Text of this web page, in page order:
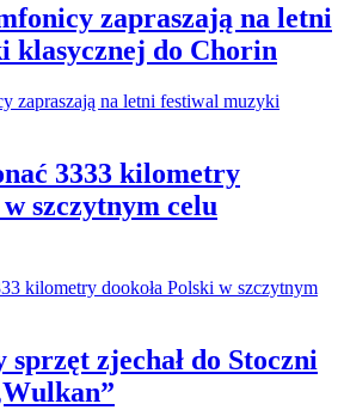
zapraszają na letni
klasycznej do Chorin
3333 kilometry
szczytnym celu
sprzęt zjechał do Stoczni